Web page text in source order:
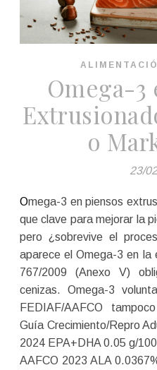
Omega-3
o
23/
Omega-3 en piensos extrusionados se presentan como
que clave para mejorar la
pero ¿sobrevive el
aparece el Omega-3 en la
767/2009 (Anexo V)
cenizas. Omega-3
FEDIAF/AAFCO
Guía Crecimiento/Repro
2024 EPA+DHA 0.05 g/
AAFCO 2023 ALA